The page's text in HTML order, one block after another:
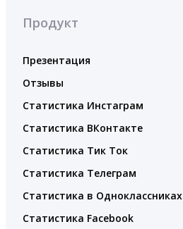
Продукт
Презентация
Отзывы
Статистика Инстаграм
Статистика ВКонтакте
Статистика Тик Ток
Статистика Телеграм
Статистика в Одноклассниках
Статистика Facebook